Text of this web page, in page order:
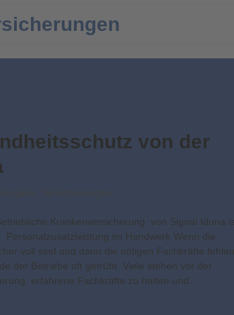
von der
Krankenversicherung von Signal Iduna
Personalzusatzleistung im Handwerk Wenn die
voll sind und dann die nötigen Fachkräfte fehlen,
der Betriebe oft getrübt. Viele stehen vor der
erfahrene Fachkräfte zu halten und…